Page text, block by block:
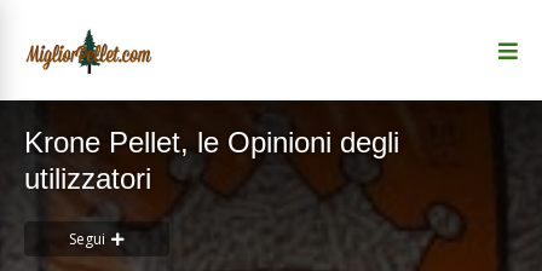
Krone Pellet, le Opinioni degli
utilizzatori
Segui